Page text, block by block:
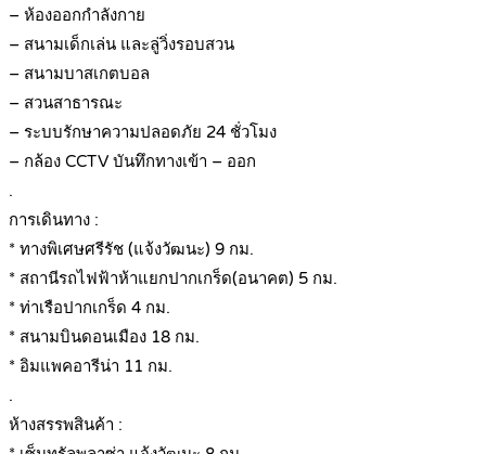
– ห้องออกกำลังกาย
– สนามเด็กเล่น และลู่วิ่งรอบสวน
– สนามบาสเกตบอล
– สวนสาธารณะ
– ระบบรักษาความปลอดภัย 24 ชั่วโมง
– กล้อง CCTV บันทึกทางเข้า – ออก
.
การเดินทาง :
* ทางพิเศษศรีรัช (แจ้งวัฒนะ) 9 กม.
* สถานีรถไฟฟ้าห้าแยกปากเกร็ด(อนาคต) 5 กม.
* ท่าเรือปากเกร็ด 4 กม.
* สนามบินดอนเมือง 18 กม.
* อิมแพคอารีน่า 11 กม.
.
ห้างสรรพสินค้า :